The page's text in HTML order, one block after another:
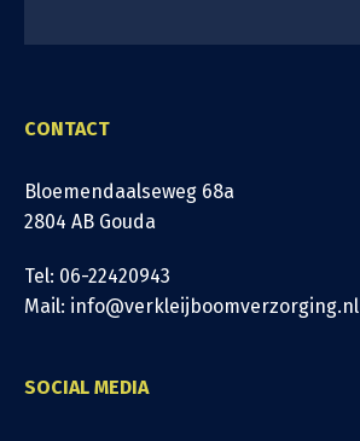
CONTACT
Bloemendaalseweg 68a
2804 AB Gouda
Tel: 06-22420943
Mail: info@verkleijboomverzorging.nl
SOCIAL MEDIA